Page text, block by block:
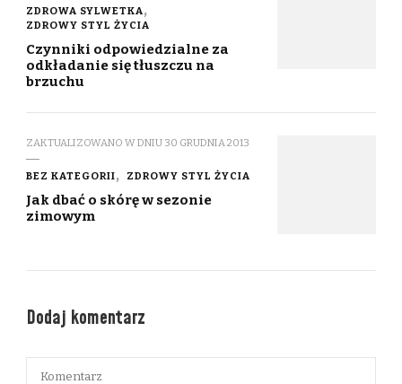
ZDROWA SYLWETKA
ZDROWY STYL ŻYCIA
Czynniki odpowiedzialne za
odkładanie się tłuszczu na
brzuchu
ZAKTUALIZOWANO W DNIU 30 GRUDNIA 2013
BEZ KATEGORII ZDROWY STYL ŻYCIA
Jak dbać o skórę w sezonie
zimowym
Dodaj komentarz